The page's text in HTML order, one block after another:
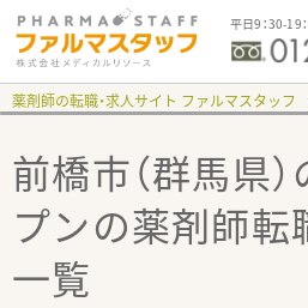
平日9：30-19
薬剤師の転職・求人サイト ファルマスタッフ
前橋市（群馬県
プンの薬剤師転
一覧